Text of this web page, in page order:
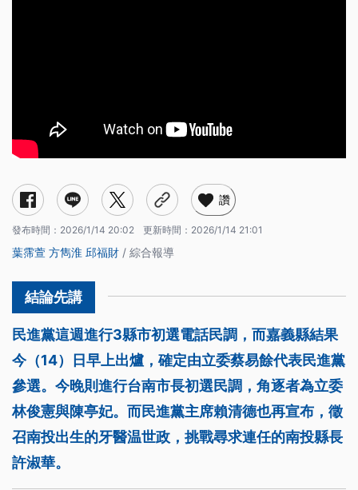
讚
發布時間： 2026/1/14 20:02 更新時間： 2026/1/14 21:01
葉霈萱 方雋淮 邱福財 / 綜合報導
民進黨這週進行3縣市初選電話民調，而嘉義縣結果
今（14）日早上出爐，確定由立委蔡易餘代表民進黨
參選。今晚則進行台南市長初選民調，角逐者為立委
林俊憲與陳亭妃。而民進黨主席賴清德也再宣布，徵
召南投出生的牙醫温世政，挑戰尋求連任的南投縣長
許淑華。